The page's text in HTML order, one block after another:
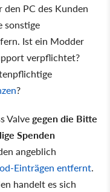
PC des Kunden
sonstige
Ist ein Modder
verpflichtet?
?
Valvegegen die Bitte
Spenden
angeblich
Einträgen entfernt.
handelt es sich